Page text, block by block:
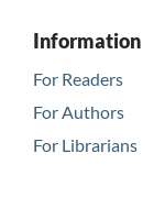
Information
For Readers
For Authors
For Librarians